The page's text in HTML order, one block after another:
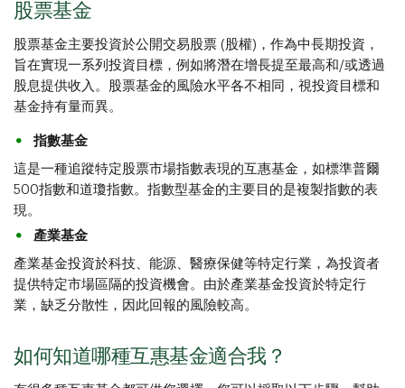
股票基金
股票基金主要投資於公開交易股票 (股權)，作為中長期投資，
旨在實現一系列投資目標，例如將潛在增長提至最高和/或透過
股息提供收入。股票基金的風險水平各不相同，視投資目標和
基金持有量而異。
指數基金
這是一種追蹤特定股票市場指數表現的互惠基金，如標準普爾
500指數和道瓊指數。指數型基金的主要目的是複製指數的表
現。
產業基金
產業基金投資於科技、能源、醫療保健等特定行業，為投資者
提供特定市場區隔的投資機會。由於產業基金投資於特定行
業，缺乏分散性，因此回報的風險較高。
如何知道哪種互惠基金適合我？